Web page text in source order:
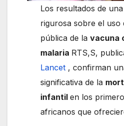
Los resultados de
rigurosa sobre el uso
pública de lavacuna
malaria RTS,S,
Lancet , confirman
significativa de la
infantilen los
africanos que